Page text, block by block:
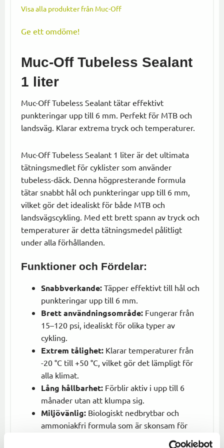
Visa alla produkter från Muc-Off
Ge ett omdöme!
Muc-Off Tubeless Sealant
1 liter
Muc-Off Tubeless Sealant tätar effektivt
punkteringar upp till 6 mm. Perfekt för MTB och
landsväg. Klarar extrema tryck och temperaturer.
Muc-Off Tubeless Sealant 1 liter är det ultimata
tätningsmedlet för cyklister som använder
tubeless-däck. Denna högpresterande formula
tätar snabbt hål och punkteringar upp till 6 mm,
vilket gör det idealiskt för både MTB och
landsvägscykling. Med ett brett spann av tryck och
temperaturer är detta tätningsmedel pålitligt
under alla förhållanden.
Funktioner och Fördelar:
Snabbverkande: Täpper effektivt till hål och
punkteringar upp till 6 mm.
Brett användningsområde: Fungerar från
15–120 psi, idealiskt för olika typer av
cykling.
Extrem tålighet: Klarar temperaturer från
-20 °C till +50 °C, vilket gör det lämpligt för
alla klimat.
Lång hållbarhet: Förblir aktiv i upp till 6
månader utan att klumpa sig.
Miljövänlig: Biologiskt nedbrytbar och
ammoniakfri formula som är skonsam för